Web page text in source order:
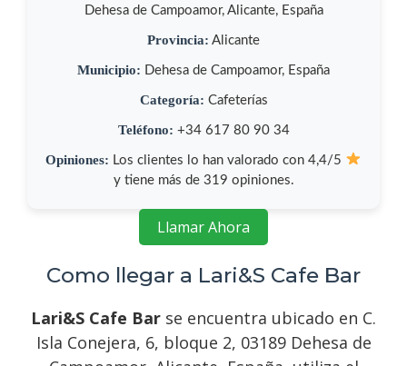
Dehesa de Campoamor, Alicante, España
Provincia: Alicante
Municipio: Dehesa de Campoamor, España
Categoría: Cafeterías
Teléfono: +34 617 80 90 34
Opiniones: Los clientes lo han valorado con 4,4/5
y tiene más de 319 opiniones.
Llamar Ahora
Como llegar a Lari&S Cafe Bar
Lari&S Cafe Bar se encuentra ubicado en C.
Isla Conejera, 6, bloque 2, 03189 Dehesa de